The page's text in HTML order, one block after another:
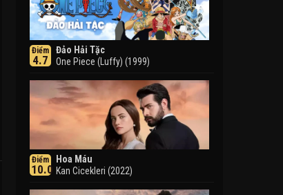
Điểm
4.7
Đảo Hải Tặc
One Piece (Luffy) (1999)
Điểm
10.0
Hoa Máu
Kan Cicekleri (2022)